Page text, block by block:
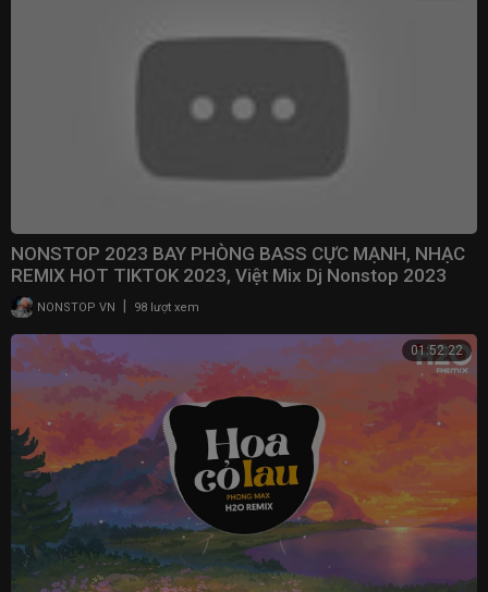
NONSTOP 2023 BAY PHÒNG BASS CỰC MẠNH, NHẠC
REMIX HOT TIKTOK 2023, Việt Mix Dj Nonstop 2023
Vinahouse
NONSTOP VN 98 lượt xem
01:52:22